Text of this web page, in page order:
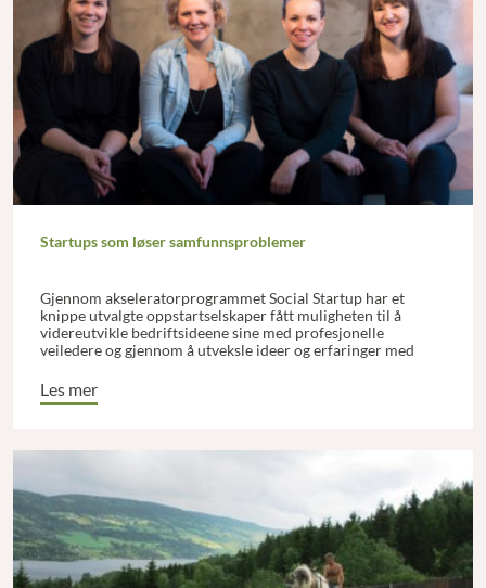
Startups som løser samfunnsproblemer
Gjennom akseleratorprogrammet Social Startup har et
knippe utvalgte oppstartselskaper fått muligheten til å
videreutvikle bedriftsideene sine med profesjonelle
veiledere og gjennom å utveksle ideer og erfaringer med
Les mer